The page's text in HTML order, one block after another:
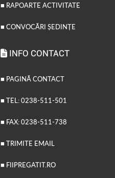
■ RAPOARTE ACTIVITATE
■ CONVOCĂRI ȘEDINȚE
INFO CONTACT
■ PAGINĂ CONTACT
■ TEL: 0238-511-501
■ FAX: 0238-511-738
■ TRIMITE EMAIL
■ FIIPREGATIT.RO